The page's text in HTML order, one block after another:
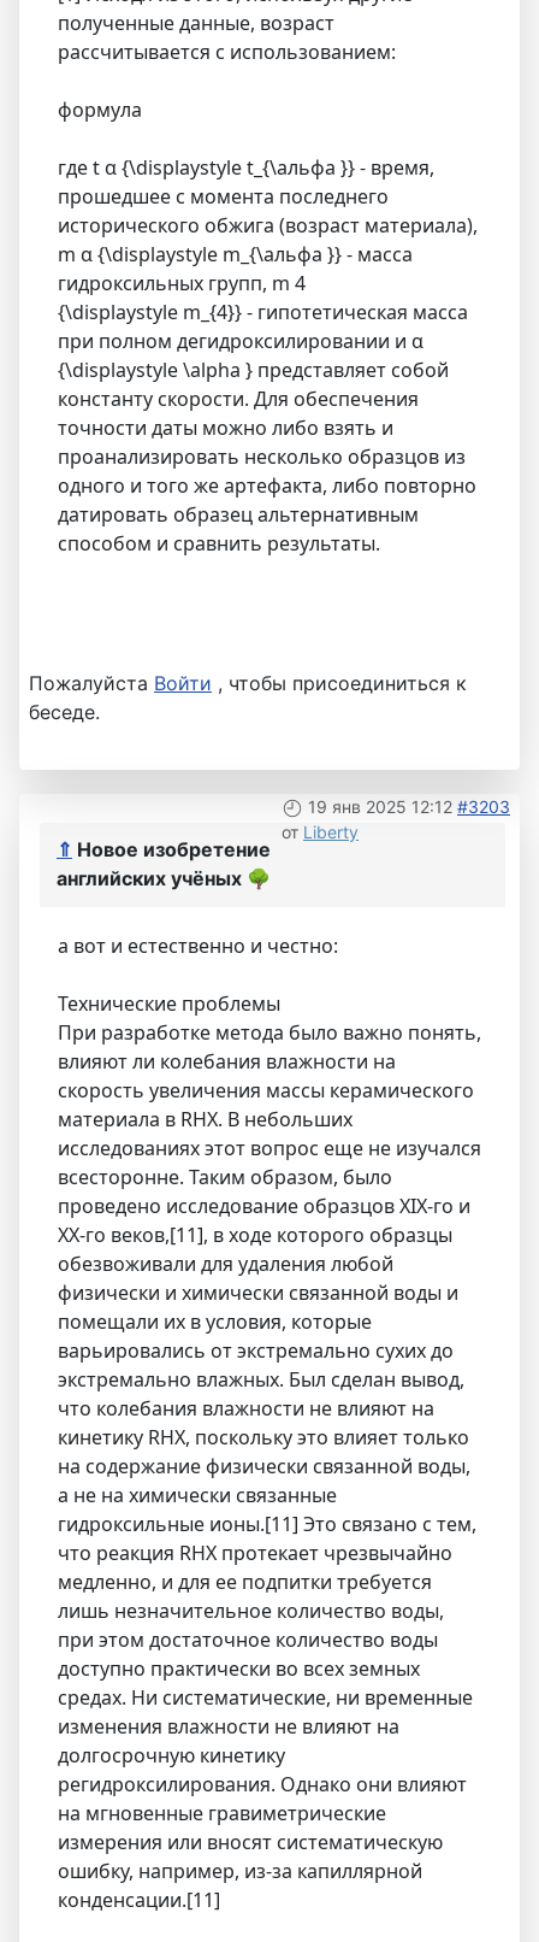
полученные данные, возраст
рассчитывается с использованием:
формула
где t α {\displaystyle t_{\альфа }} - время,
прошедшее с момента последнего
исторического обжига (возраст материала),
m α {\displaystyle m_{\альфа }} - масса
гидроксильных групп, m 4
{\displaystyle m_{4}} - гипотетическая масса
при полном дегидроксилировании и α
{\displaystyle \alpha } представляет собой
константу скорости. Для обеспечения
точности даты можно либо взять и
проанализировать несколько образцов из
одного и того же артефакта, либо повторно
датировать образец альтернативным
способом и сравнить результаты.
Пожалуйста Войти , чтобы присоединиться к
беседе.
19 янв 2025 12:12 #3203
от Liberty
⇑ Новое изобретение
английских учёных 🌳
а вот и естественно и честно:
Технические проблемы
При разработке метода было важно понять,
влияют ли колебания влажности на
скорость увеличения массы керамического
материала в RHX. В небольших
исследованиях этот вопрос еще не изучался
всесторонне. Таким образом, было
проведено исследование образцов XIX-го и
XX-го веков,[11], в ходе которого образцы
обезвоживали для удаления любой
физически и химически связанной воды и
помещали их в условия, которые
варьировались от экстремально сухих до
экстремально влажных. Был сделан вывод,
что колебания влажности не влияют на
кинетику RHX, поскольку это влияет только
на содержание физически связанной воды,
а не на химически связанные
гидроксильные ионы.[11] Это связано с тем,
что реакция RHX протекает чрезвычайно
медленно, и для ее подпитки требуется
лишь незначительное количество воды,
при этом достаточное количество воды
доступно практически во всех земных
средах. Ни систематические, ни временные
изменения влажности не влияют на
долгосрочную кинетику
регидроксилирования. Однако они влияют
на мгновенные гравиметрические
измерения или вносят систематическую
ошибку, например, из-за капиллярной
конденсации.[11]